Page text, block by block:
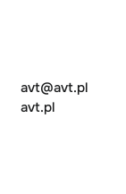
avt@avt.pl
avt.pl